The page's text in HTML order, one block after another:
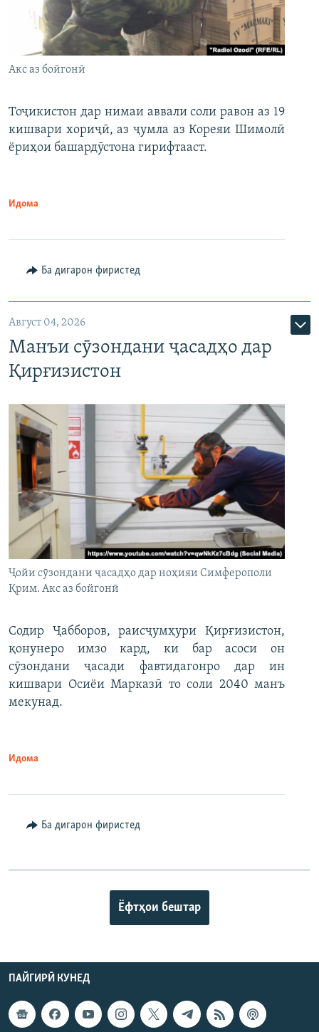
Акс аз бойгонӣ
Тоҷикистон дар нимаи аввали соли равон аз 19
кишвари хориҷӣ, аз ҷумла аз Кореяи Шимолӣ
ёриҳои башардӯстона гирифтааст.
Идома
Ба дигарон фиристед
Август 04, 2026
Манъи сӯзондани ҷасадҳо дар
Қирғизистон
Ҷойи сӯзондани ҷасадҳо дар ноҳияи Симферополи
Қрим. Акс аз бойгонӣ
Содир Ҷабборов, раисҷумҳури Қирғизистон,
қонунеро имзо кард, ки бар асоси он
сӯзондани ҷасади фавтидагонро дар ин
кишвари Осиёи Марказӣ то соли 2040 манъ
мекунад.
Идома
Ба дигарон фиристед
Ёфтҳои бештар
ПАЙГИРӢ КУНЕД